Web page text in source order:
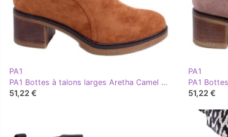
PA1
PA1 Bottes à talons larges Aretha Camel brun multicolore
51,22 €
PA1
51,22 €